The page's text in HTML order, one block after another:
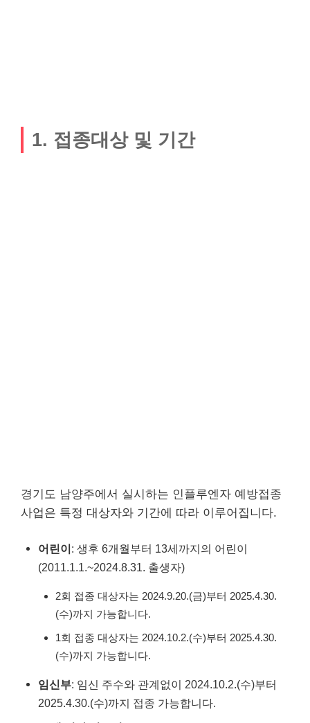
1. 접종대상 및 기간
경기도 남양주에서 실시하는 인플루엔자 예방접종
사업은 특정 대상자와 기간에 따라 이루어집니다.
어린이: 생후 6개월부터 13세까지의 어린이
(2011.1.1.~2024.8.31. 출생자)
2회 접종 대상자는 2024.9.20.(금)부터 2025.4.30.
(수)까지 가능합니다.
1회 접종 대상자는 2024.10.2.(수)부터 2025.4.30.
(수)까지 가능합니다.
임신부: 임신 주수와 관계없이 2024.10.2.(수)부터
2025.4.30.(수)까지 접종 가능합니다.